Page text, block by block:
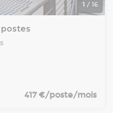
1 / 16
postes
au sein d'un immeuble
20 postes de travail
jour d'une salle de
417 €/poste/mois